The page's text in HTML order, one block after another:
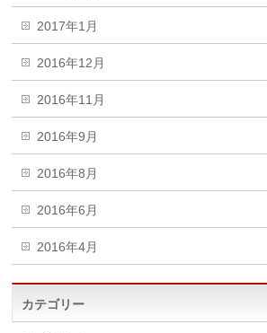
2017年1月
2016年12月
2016年11月
2016年9月
2016年8月
2016年6月
2016年4月
カテゴリー